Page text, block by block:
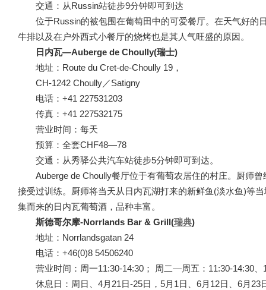
交通：从Russin站徒步9分钟即可到达
位于Russin的被包围在葡萄田中的可爱餐厅。在天气好的
牛排以及在户外西式小餐厅的烧烤也是其人气旺盛的原因。
日内瓦—Auberge de Choully(瑞士)
地址：Route du Cret-de-Choully 19，
CH-1242 Choully／Satigny
电话：+41 227531203
传真：+41 227532175
营业时间：每天
预算：全套CHF48—78
交通：从秀驿公共汽车站徒步5分钟即可到达。
Auberge de Choully餐厅位于有葡萄农居住的村庄。厨师
接受过训练。厨师将当天从日内瓦湖打来的新鲜鱼(淡水鱼)等
集而来的日内瓦葡萄酒，品种丰富。
斯德哥尔摩-Norrlands Bar & Grill(瑞典)
地址：Norrlandsgatan 24
电话：+46(0)8 54506240
营业时间：周一11:30-14:30； 周二—周五：11:30-14:30、
休息日：周日、4月21日-25日，5月1日、6月12日、6月23